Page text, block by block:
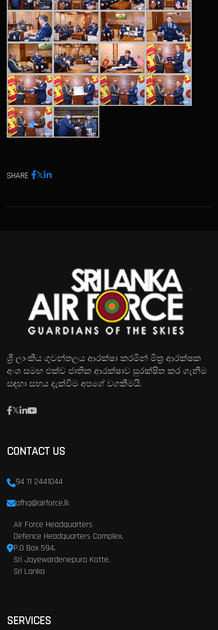
SHARE
ශ්‍රී ලාංකීය ගුවන්තලය ආරක්ෂා කරමින් මිත්‍ර ආරක්ෂක
අංශ සමඟ එක්ව ජාතික ආරක්ෂාව සුරක්ෂිත කර ගැනීම
සඳහා සහය දැක්වීම අපගේ වගකීමයි.
CONTACT US
94 11 2441044
afhq@airforce.lk
Air Force Headquarters
Defence Headquarters Complex,
P.O Box 594,
Sri Jayewardenepura Kotte,
Sri Lanka
SERVICES